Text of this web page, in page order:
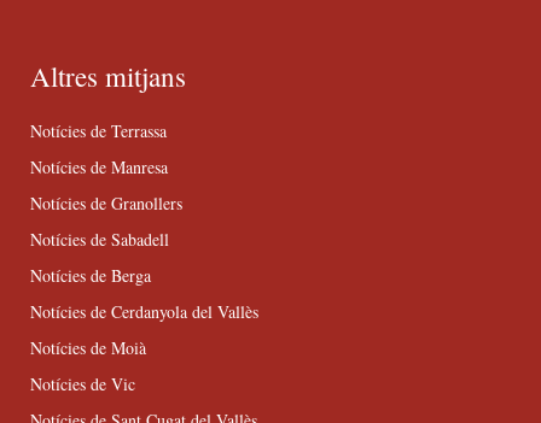
Altres mitjans
Notícies de Terrassa
Notícies de Manresa
Notícies de Granollers
Notícies de Sabadell
Notícies de Berga
Notícies de Cerdanyola del Vallès
Notícies de Moià
Notícies de Vic